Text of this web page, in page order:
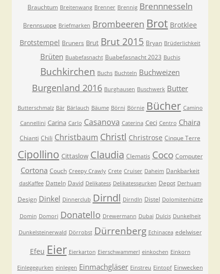
Brauchtum Breitenwang Brenner Brennig Brennnesseln
Brennsuppe Briefmarken Brombeeren Brot Brotklee
Brotstempel Bruners Brut Brut 2015 Bryan Brüderlichkeit
Brüten Buabefasnacht Buabefasnacht 2023 Buchis
Buchkirchen Buchs Buchteln Buchweizen
Burgenland 2016 Burghausen Buschwerk Butter
Butterschmalz Bär Bärlauch Bäume Börni Börnie Bücher Camino
Cannellini Carina Carlo Casanova Caterina Ceci Centro Chaira
Chianti Chili Christbaum Christl Christrose Cinque Terre
Cipollino Cittaslow Claudia Clematis Coco Computer
Cortona Couch Creepy Crawly Crete Cruiser Daheim Dankbarkeit
dasKaffee Datteln David Delikatess Delikatessgurken Depot Derhuam
Design Dinkel Dinnerclub Dirndl Dirndln Distel Dolomitenhütte
Domin Domori Donatello Drewermann Dubai Dulcis Dunkelheit
Dunkelsteinerwald Dörrobst Dürrenberg Echinacea edelwiser
Efeu Eier Eierkarton Eierschwammerl einkochen Einkorn
Einlegegurken einlegen Einmachgläser Einstreu Eintopf Einwecken